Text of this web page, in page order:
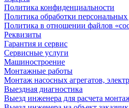
Политика конфиденциальности
Политика обработки
Политика в отношении файлов
Реквизиты
Гарантия и сервис
Сервисные услуги
Машиностроение
Монтажные работы
Монтаж насосных агрегатов,
Выездная диагностика
Выезд инженера для расчета